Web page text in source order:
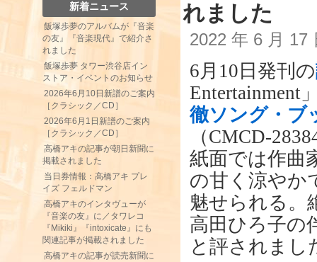
新着ニュース
飯塚歩夢のアルバムが『音楽
の友』『音楽現代』で紹介さ
れました
飯塚歩夢 タワー渋谷店イン
ストア・イベントのお知らせ
2026年6月10日新譜のご案内
［クラシック／CD］
2026年6月1日新譜のご案内
［クラシック／CD］
高橋アキの記事が朝日新聞に
掲載されました
当日券情報：高橋アキ プレ
イズ フェルドマン
高橋アキのインタヴューが
『音楽の友』に／タワレコ
『Mikiki』『intoxicate』にも
関連記事が掲載されました
高橋アキの記事が読売新聞に
れました
2022 年 6 月 17
6月10日発刊の
Entertainment
徹ソング・ブ
（CMCD-
紙面では作曲
の甘く涼やか
魅せられる。
高田ひろ子の
と評されまし